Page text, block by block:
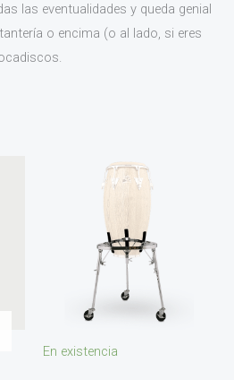
las eventualidades y queda genial
o encima (o al lado, si eres
En existencia